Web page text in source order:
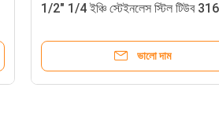
1/2" 1/4 ইঞ্চি স্টেইনলেস স্টিল টিউব 316
ভালো দাম